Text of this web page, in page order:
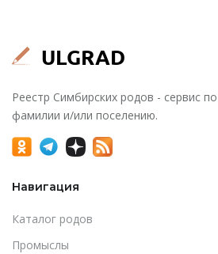
Реестр Симбирских родов - сервис
фамилии и/или поселению.
Навигация
Каталог родов
Промыслы